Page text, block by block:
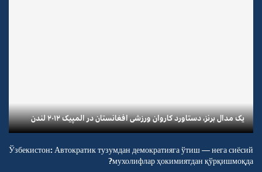
یک مدال برنز، دستاورد کاروان ورزشی افغانستان در المپیک ۲۰۱۲ لندن
Ўзбекистон: Автократик тузумдан демократияга ўтиш — нега сиёсий
мухолифлар ҳокимиятдан қўрқишмоқда?